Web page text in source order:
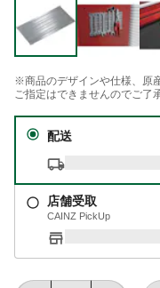
※商品のデザインや仕様、原
ご指定はできませんのでご了
配送
店舗受取
CAINZ PickUp